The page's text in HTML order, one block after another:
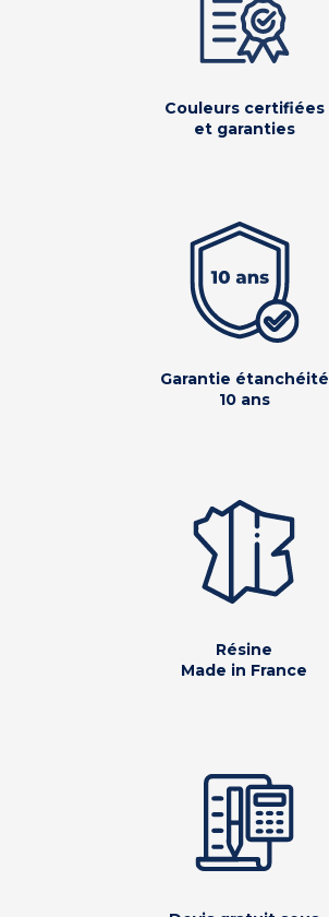
Couleurs certifiées
et garanties
Garantie étanchéité
10 ans
Résine
Made in France